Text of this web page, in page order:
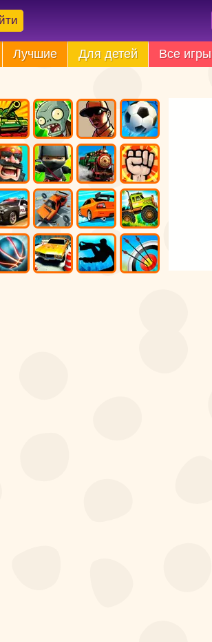
Лучшие Для детей Все игры